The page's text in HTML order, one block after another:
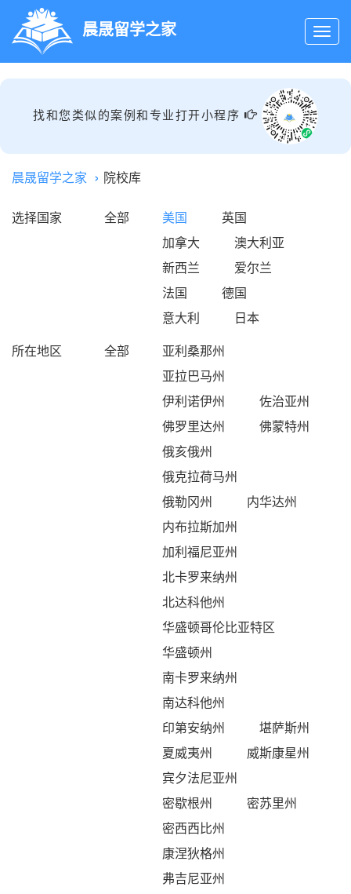
晨晟留学之家
找和您类似的案例和专业打开小程序
晨晟留学之家 院校库
选择国家 全部 美国
英国
加拿大
澳大利亚
新西兰
爱尔兰
法国
德国
意大利
日本
所在地区
全部
亚利桑那州
亚拉巴马州
伊利诺伊州
佐治亚州
佛罗里达州
佛蒙特州
俄亥俄州
俄克拉荷马州
俄勒冈州
内华达州
内布拉斯加州
加利福尼亚州
北卡罗来纳州
北达科他州
华盛顿哥伦比亚特区
华盛顿州
南卡罗来纳州
南达科他州
印第安纳州
堪萨斯州
夏威夷州
威斯康星州
宾夕法尼亚州
密歇根州
密苏里州
密西西比州
康涅狄格州
弗吉尼亚州